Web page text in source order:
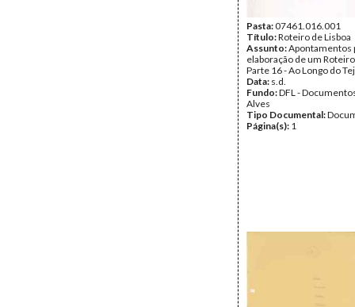
Pasta:07461.016.001
Título:Roteiro de Lisboa
Assunto:Apontamentos
elaboração de um
Parte 16 - Ao Longo do
Data: s.d.
Fundo:DFL -
Alves
Tipo Documental:
Página(s): 1